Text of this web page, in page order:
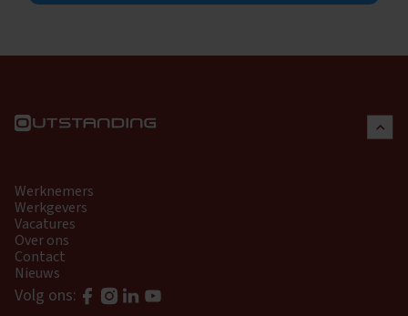
Werknemers
Werkgevers
Vacatures
Over ons
Contact
Nieuws
Volg ons: